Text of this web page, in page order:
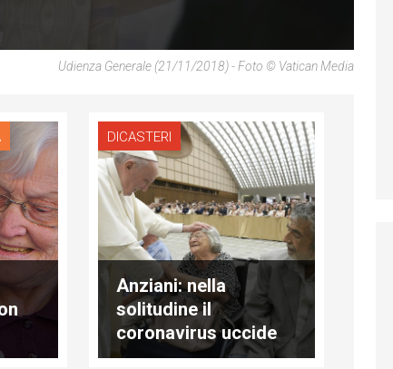
Udienza Generale (21/11/2018) - Foto © Vatican Media
DICASTERI
Anziani: nella
solitudine il
coronavirus uccide
di più